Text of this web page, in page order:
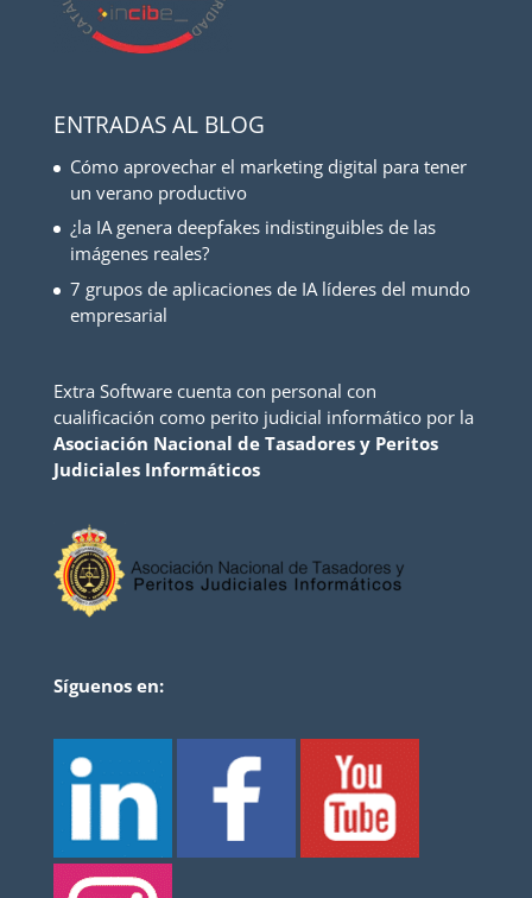
ENTRADAS AL BLOG
Cómo aprovechar el marketing digital para tener
un verano productivo
¿la IA genera deepfakes indistinguibles de las
imágenes reales?
7 grupos de aplicaciones de IA líderes del mundo
empresarial
Extra Software cuenta con personal con
cualificación como perito judicial informático por la
Asociación Nacional de Tasadores y Peritos
Judiciales Informáticos
Síguenos en: